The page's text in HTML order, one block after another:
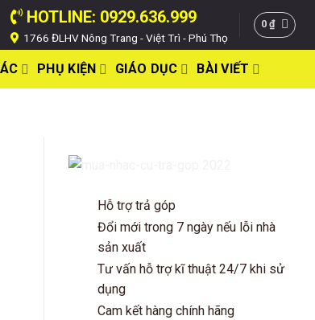
HOTLINE: 0929.636.999
1766 ĐLHV Nông Trang - Việt Trì - Phú Thọ
0₫
PHỤ KIỆN GIÁO DỤC BÀI VIẾT
Hỗ trợ trả góp
Đổi mới trong 7 ngày nếu lỗi nhà
sản xuất
Tư vấn hỗ trợ kĩ thuật 24/7 khi sử
dụng
Cam kết hàng chính hãng